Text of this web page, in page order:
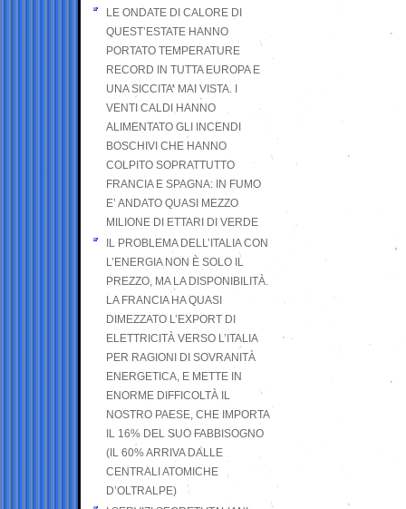
LE ONDATE DI CALORE DI
QUEST’ESTATE HANNO
PORTATO TEMPERATURE
RECORD IN TUTTA EUROPA E
UNA SICCITA’ MAI VISTA. I
VENTI CALDI HANNO
ALIMENTATO GLI INCENDI
BOSCHIVI CHE HANNO
COLPITO SOPRATTUTTO
FRANCIA E SPAGNA: IN FUMO
E’ ANDATO QUASI MEZZO
MILIONE DI ETTARI DI VERDE
IL PROBLEMA DELL’ITALIA CON
L’ENERGIA NON È SOLO IL
PREZZO, MA LA DISPONIBILITÀ.
LA FRANCIA HA QUASI
DIMEZZATO L’EXPORT DI
ELETTRICITÀ VERSO L’ITALIA
PER RAGIONI DI SOVRANITÀ
ENERGETICA, E METTE IN
ENORME DIFFICOLTÀ IL
NOSTRO PAESE, CHE IMPORTA
IL 16% DEL SUO FABBISOGNO
(IL 60% ARRIVA DALLE
CENTRALI ATOMICHE
D’OLTRALPE)